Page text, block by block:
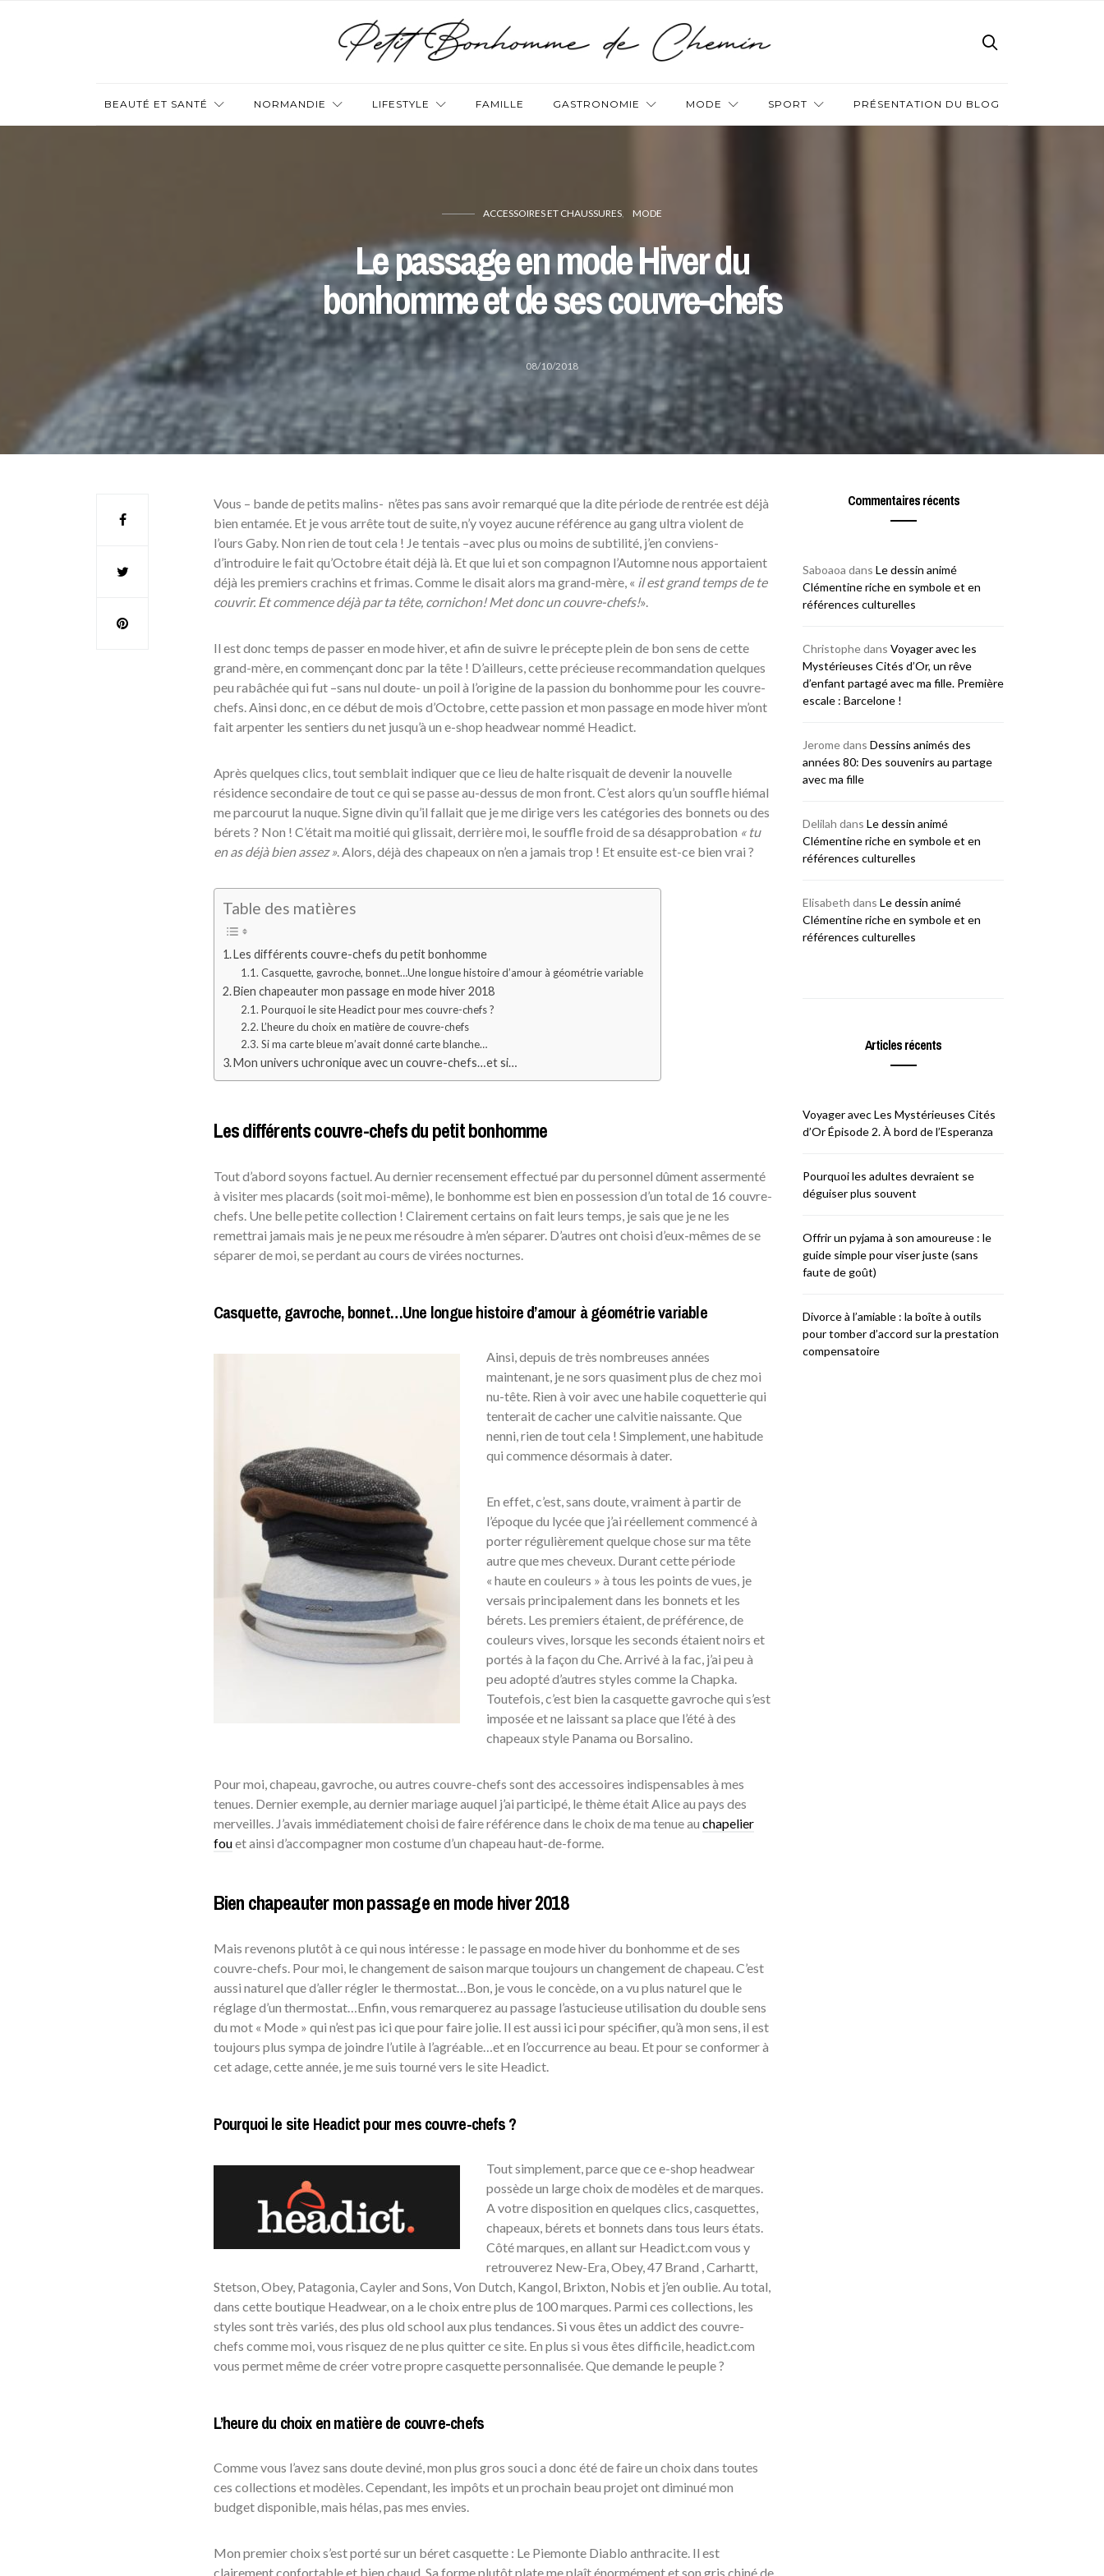
BEAUTÉ ET SANTÉ NORMANDIE LIFESTYLE FAMILLE GASTRONOMIE MODE SPORT PRÉSENTATION DU BLOG
ACCESSOIRES ET CHAUSSURES MODE
Le passage en mode Hiver du
bonhomme et de ses couvre-chefs
08/10/2018
Vous – bande de petits malins- n’êtes pas sans avoir remarqué que la dite période de rentrée est déjà
bien entamée. Et je vous arrête tout de suite, n’y voyez aucune référence au gang ultra violent de
l’ours Gaby. Non rien de tout cela ! Je tentais –avec plus ou moins de subtilité, j’en conviens-
d’introduire le fait qu’Octobre était déjà là. Et que lui et son compagnon l’Automne nous apportaient
déjà les premiers crachins et frimas. Comme le disait alors ma grand-mère, « il est grand temps de te
couvrir. Et commence déjà par ta tête, cornichon! Met donc un couvre-chefs!».
Il est donc temps de passer en mode hiver, et afin de suivre le précepte plein de bon sens de cette
grand-mère, en commençant donc par la tête ! D’ailleurs, cette précieuse recommandation quelques
peu rabâchée qui fut –sans nul doute- un poil à l’origine de la passion du bonhomme pour les couvre-
chefs. Ainsi donc, en ce début de mois d’Octobre, cette passion et mon passage en mode hiver m’ont
fait arpenter les sentiers du net jusqu’à un e-shop headwear nommé Headict.
Après quelques clics, tout semblait indiquer que ce lieu de halte risquait de devenir la nouvelle
résidence secondaire de tout ce qui se passe au-dessus de mon front. C’est alors qu’un souffle hiémal
me parcourut la nuque. Signe divin qu’il fallait que je me dirige vers les catégories des bonnets ou des
bérets ? Non ! C’était ma moitié qui glissait, derrière moi, le souffle froid de sa désapprobation « tu
en as déjà bien assez ». Alors, déjà des chapeaux on n’en a jamais trop ! Et ensuite est-ce bien vrai ?
Table des matières
Les différents couvre-chefs du petit bonhomme
Casquette, gavroche, bonnet…Une longue histoire d’amour à géométrie variable
Bien chapeauter mon passage en mode hiver 2018
Pourquoi le site Headict pour mes couvre-chefs ?
L’heure du choix en matière de couvre-chefs
Si ma carte bleue m’avait donné carte blanche…
Mon univers uchronique avec un couvre-chefs…et si…
Les différents couvre-chefs du petit bonhomme
Tout d’abord soyons factuel. Au dernier recensement effectué par du personnel dûment assermenté
à visiter mes placards (soit moi-même), le bonhomme est bien en possession d’un total de 16 couvre-
chefs. Une belle petite collection ! Clairement certains on fait leurs temps, je sais que je ne les
remettrai jamais mais je ne peux me résoudre à m’en séparer. D’autres ont choisi d’eux-mêmes de se
séparer de moi, se perdant au cours de virées nocturnes.
Casquette, gavroche, bonnet…Une longue histoire d’amour à géométrie variable
Ainsi, depuis de très nombreuses années
maintenant, je ne sors quasiment plus de chez moi
nu-tête. Rien à voir avec une habile coquetterie qui
tenterait de cacher une calvitie naissante. Que
nenni, rien de tout cela ! Simplement, une habitude
qui commence désormais à dater.
En effet, c’est, sans doute, vraiment à partir de
l’époque du lycée que j’ai réellement commencé à
porter régulièrement quelque chose sur ma tête
autre que mes cheveux. Durant cette période
« haute en couleurs » à tous les points de vues, je
versais principalement dans les bonnets et les
bérets. Les premiers étaient, de préférence, de
couleurs vives, lorsque les seconds étaient noirs et
portés à la façon du Che. Arrivé à la fac, j’ai peu à
peu adopté d’autres styles comme la Chapka.
Toutefois, c’est bien la casquette gavroche qui s’est
imposée et ne laissant sa place que l’été à des
chapeaux style Panama ou Borsalino.
Pour moi, chapeau, gavroche, ou autres couvre-chefs sont des accessoires indispensables à mes
tenues. Dernier exemple, au dernier mariage auquel j’ai participé, le thème était Alice au pays des
merveilles. J’avais immédiatement choisi de faire référence dans le choix de ma tenue au chapelier
fouet ainsi d’accompagner mon costume d’un chapeau haut-de-forme.
Bien chapeauter mon passage en mode hiver 2018
Mais revenons plutôt à ce qui nous intéresse : le passage en mode hiver du bonhomme et de ses
couvre-chefs. Pour moi, le changement de saison marque toujours un changement de chapeau. C’est
aussi naturel que d’aller régler le thermostat…Bon, je vous le concède, on a vu plus naturel que le
réglage d’un thermostat…Enfin, vous remarquerez au passage l’astucieuse utilisation du double sens
du mot « Mode » qui n’est pas ici que pour faire jolie. Il est aussi ici pour spécifier, qu’à mon sens, il est
toujours plus sympa de joindre l’utile à l’agréable…et en l’occurrence au beau. Et pour se conformer à
cet adage, cette année, je me suis tourné vers le site Headict.
Pourquoi le site Headict pour mes couvre-chefs ?
Tout simplement, parce que ce e-shop headwear
possède un large choix de modèles et de marques.
A votre disposition en quelques clics, casquettes,
chapeaux, bérets et bonnets dans tous leurs états.
Côté marques, en allant sur Headict.com vous y
retrouverez New-Era, Obey, 47 Brand , Carhartt,
Stetson, Obey, Patagonia, Cayler and Sons, Von Dutch, Kangol, Brixton, Nobis et j’en oublie. Au total,
dans cette boutique Headwear, on a le choix entre plus de 100 marques. Parmi ces collections, les
styles sont très variés, des plus old school aux plus tendances. Si vous êtes un addict des couvre-
chefs comme moi, vous risquez de ne plus quitter ce site. En plus si vous êtes difficile, headict.com
vous permet même de créer votre propre casquette personnalisée. Que demande le peuple ?
L’heure du choix en matière de couvre-chefs
Comme vous l’avez sans doute deviné, mon plus gros souci a donc été de faire un choix dans toutes
ces collections et modèles. Cependant, les impôts et un prochain beau projet ont diminué mon
budget disponible, mais hélas, pas mes envies.
Mon premier choix s’est porté sur un béret casquette : Le Piemonte Diablo anthracite. Il est
clairement confortable et bien chaud. Sa forme plutôt plate me plaît énormément et son gris chiné de
Commentaires récents
Saboaoa dans Le dessin animé
Clémentine riche en symbole et en
références culturelles
Christophedans Voyager avec les
Mystérieuses Cités d’Or, un rêve
d’enfant partagé avec ma fille. Première
escale : Barcelone !
Jeromedans Dessins animés des
années 80: Des souvenirs au partage
avec ma fille
Delilah dans Le dessin animé
Clémentine riche en symbole et en
références culturelles
Elisabeth dans Le dessin animé
Clémentine riche en symbole et en
références culturelles
Articles récents
Voyager avec Les Mystérieuses Cités
d’Or Épisode 2. À bord de l’Esperanza
Pourquoi les adultes devraient se
déguiser plus souvent
Offrir un pyjama à son amoureuse : le
guide simple pour viser juste (sans
faute de goût)
Divorce à l’amiable : la boîte à outils
pour tomber d’accord sur la prestation
compensatoire